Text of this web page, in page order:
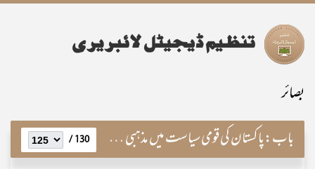
بصائر
باب:پاکستان کی قومی سیاست میں مذہبی جماعتوں کا کردار 130 /